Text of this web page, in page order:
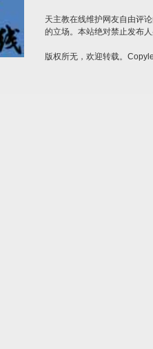
天主教在线维护网友自由评
的立场。本站绝对禁止发布
版权所无，欢迎转载。